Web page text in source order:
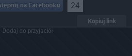
24
Kopiuj link
Dodaj do przyjaciół